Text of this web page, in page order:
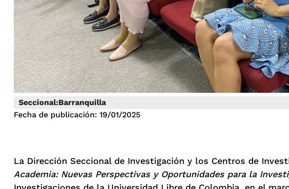
Seccional:Barranquilla
Fecha de publicación: 19/01/2025
La Dirección Seccional de Investigación y los Centros de
Academia: Nuevas Perspectivas y Oportunidades para la